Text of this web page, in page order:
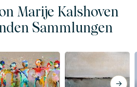
Marije Kalshoven
Sammlungen